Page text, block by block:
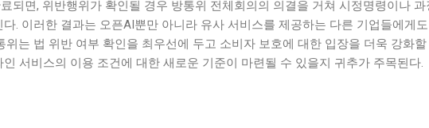
되면, 위반행위가 확인될 경우 방통위 전체회의의 의결을 거쳐 시정명령이나
. 이러한 결과는 오픈AI뿐만 아니라 유사 서비스를 제공하는 다른 기업들에게
위는 법 위반 여부 확인을 최우선에 두고 소비자 보호에 대한 입장을 더욱 강화
서비스의 이용 조건에 대한 새로운 기준이 마련될 수 있을지 귀추가 주목된다.